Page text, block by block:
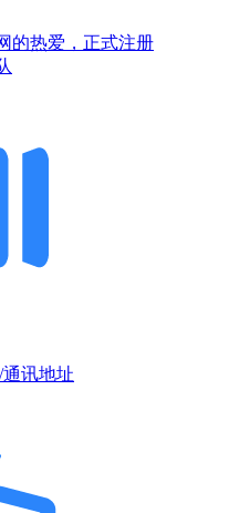
的热爱，正式注册
讯地址